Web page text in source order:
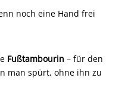
noch eine Hand frei
Fußtambourin – für den
man spürt, ohne ihn zu